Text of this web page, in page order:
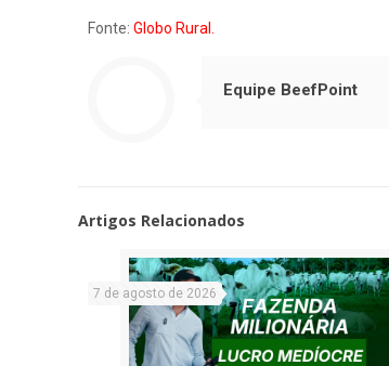
Fonte:Globo Rural.
Equipe BeefPoint
Artigos Relacionados
7 de agosto de 2026